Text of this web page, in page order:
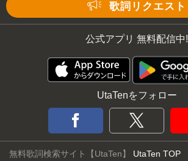
歌詞リクエスト
公式アプリ 無料配信中!
UtaTenをフォロー
無料歌詞検索サイト【UtaTen】 UtaTen TOP